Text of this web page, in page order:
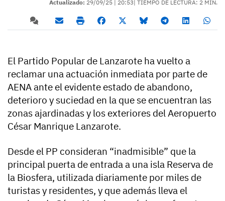
Actualizado: 29/09/25 | 20:53| TIEMPO DE LECTURA: 2 MIN.
El Partido Popular de Lanzarote ha vuelto a
reclamar una actuación inmediata por parte de
AENA ante el evidente estado de abandono,
deterioro y suciedad en la que se encuentran las
zonas ajardinadas y los exteriores del Aeropuerto
César Manrique Lanzarote.
Desde el PP consideran “inadmisible” que la
principal puerta de entrada a una isla Reserva de
la Biosfera, utilizada diariamente por miles de
turistas y residentes, y que además lleva el